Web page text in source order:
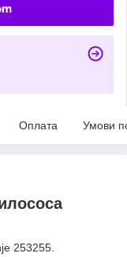
Оплата Умови
253255.